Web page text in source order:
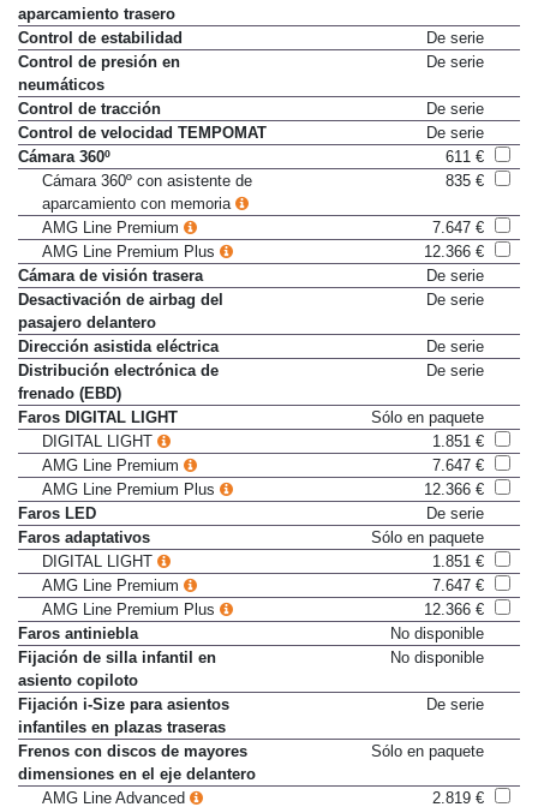
Control de distancia de
aparcamiento trasero
Control de estabilidad
De serie
Control de presión en
neumáticos
Control de tracción
De serie
Control de velocidad TEMPOMAT
De serie
Cámara 360º
611 €
Cámara 360º con asistente de
aparcamiento con memoria
AMG Line Premium
7.647 €
AMG Line Premium Plus
12.366 €
Cámara de visión trasera
De serie
Desactivación de airbag del
pasajero delantero
Dirección asistida eléctrica
De serie
Distribución electrónica de
frenado (EBD)
Faros DIGITAL LIGHT
Sólo en paquete
DIGITAL LIGHT
1.851 €
AMG Line Premium
7.647 €
AMG Line Premium Plus
12.366 €
Faros LED
De serie
Faros adaptativos
Sólo en paquete
DIGITAL LIGHT
1.851 €
AMG Line Premium
7.647 €
AMG Line Premium Plus
12.366 €
Faros antiniebla
No disponible
Fijación de silla infantil en
asiento copiloto
Fijación i-Size para asientos
infantiles en plazas traseras
Frenos con discos de mayores
dimensiones en el eje delantero